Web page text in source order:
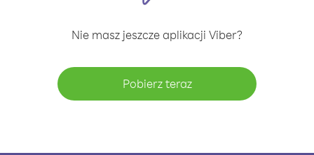
Nie masz jeszcze aplikacji Viber?
Pobierz teraz